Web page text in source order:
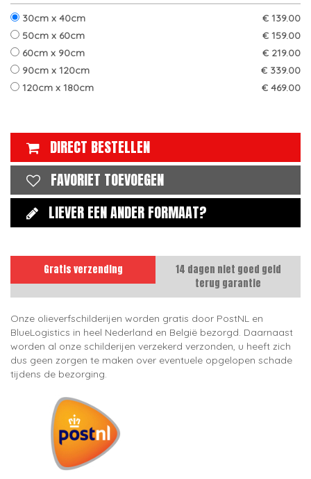
30cm x 40cm
€ 139.00
50cm x 60cm
€ 159.00
60cm x 90cm
€ 219.00
90cm x 120cm
€ 339.00
120cm x 180cm
€ 469.00
DIRECT BESTELLEN
FAVORIET TOEVOEGEN
LIEVER EEN ANDER FORMAAT?
Gratis verzending
14 dagen niet goed geld
terug garantie
Onze olieverfschilderijen worden gratis door PostNL en
BlueLogistics in heel Nederland en België bezorgd. Daarnaast
worden al onze schilderijen verzekerd verzonden, u heeft zich
dus geen zorgen te maken over eventuele opgelopen schade
tijdens de bezorging.